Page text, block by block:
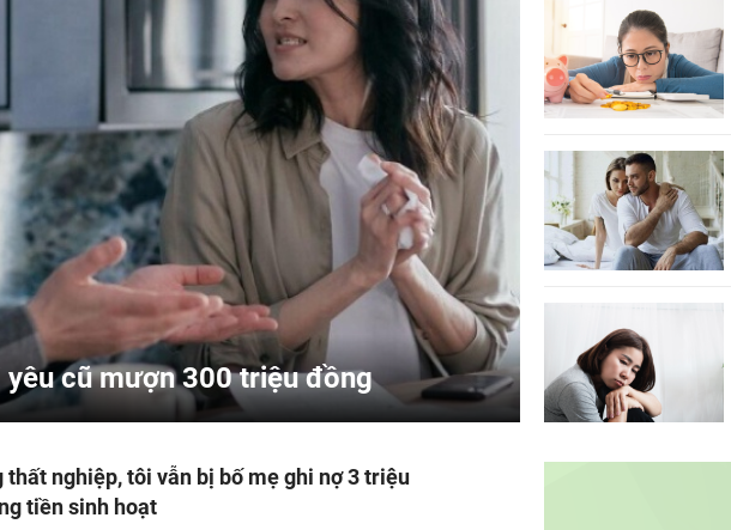
cũ mượn 300 triệu đồng
thất nghiệp, tôi vẫn bị bố mẹ ghi nợ 3 triệu
tiền sinh hoạt